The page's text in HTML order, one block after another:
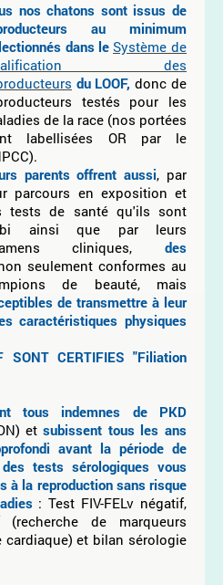
nos chatons sont issus de
au minimum
dans le Système de
des
du LOOF, donc de
testés pour les
de la race (nos portées
labellisées OR par le
parents offrent aussi, par
parcours en exposition et
tests de santé qu'ils sont
ainsi que par leurs
cliniques,
des
seulement conformes au
de beauté, mais
de transmettre à leur
caractéristiques physiques
SONT CERTIFIES "Filiation
tous indemnes de PKD
et subissent tous les ans
avant la période de
tests sérologiques vous
à la reproduction sans risque
: Test FIV-FELv négatif,
de marqueurs
et bilan sérologie